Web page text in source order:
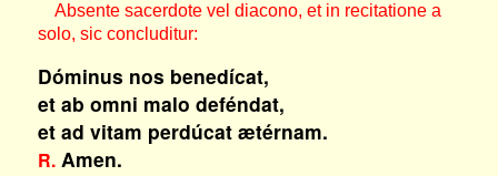
Absente sacerdote vel diacono, et in recitatione a
solo, sic concluditur:
Dóminus nos benedícat,
et ab omni malo deféndat,
et ad vitam perdúcat ætérnam.
R.Amen.